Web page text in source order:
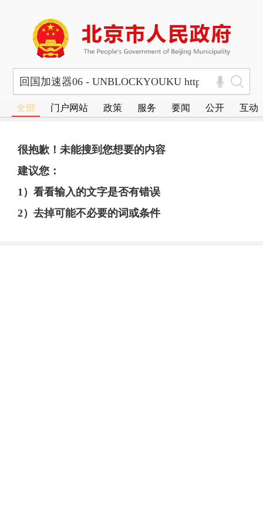
全部 门户网站 政策 服务 要闻 公开 互动
很抱歉！未能搜到您想要的内容
建议您：
1）看看输入的文字是否有错误
2）去掉可能不必要的词或条件